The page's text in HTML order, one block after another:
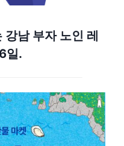
강남 부자 노인 레
일.